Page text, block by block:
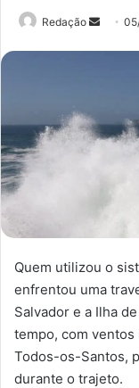
Redação
Mande
Quem utilizou o
enfrentou uma
Salvador e a Ilha
tempo, com ventos
Todos-os-Santos,
durante o trajeto.